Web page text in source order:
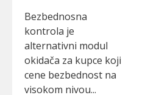
Bezbednosna
kontrola je
alternativni modul
okidača za kupce koji
cene bezbednost na
visokom nivou...